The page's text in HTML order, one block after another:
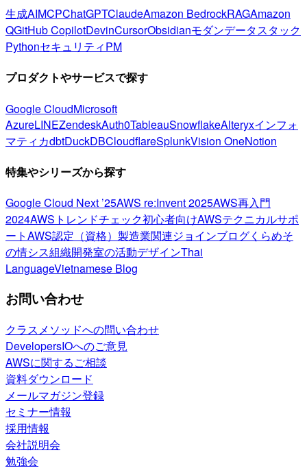
生成AIMCPChatGPTClaudeAmazon BedrockRAGAmazon
QGitHub CopilotDevinCursorObsidianモダンデータスタック
PythonセキュリティPM
プロダクトやサービスで探す
Google CloudMicrosoft
AzureLINEZendeskAuth0TableauSnowflakeAlteryxインフォ
マティカdbtDuckDBCloudflareSplunkVision OneNotion
特集やシリーズから探す
Google Cloud Next ’25AWS re:Invent 2025AWS再入門
2024AWSトレンドチェック初心者向けAWSテクニカルサポ
ートAWS認定（資格） 製造業関連ジョインブログくらめそ
の情シス組織開発室の活動デザインThai
LanguageVietnamese Blog
お問い合わせ
クラスメソッドへの問い合わせ
DevelopersIOへのご意見
AWSに関するご相談
資料ダウンロード
メールマガジン登録
セミナー情報
採用情報
会社説明会
勉強会